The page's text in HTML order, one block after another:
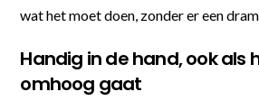
wat het moet doen, zonder er een
Handig in de hand, ook als
omhoog gaat